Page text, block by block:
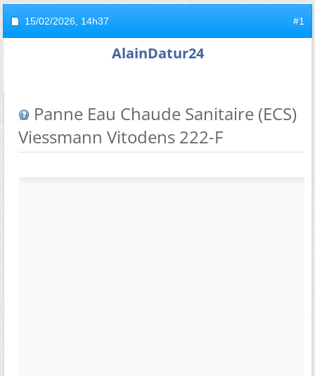
15/02/2026, 14h37 #1
AlainDatur24
Panne Eau Chaude Sanitaire (ECS)
Viessmann Vitodens 222-F